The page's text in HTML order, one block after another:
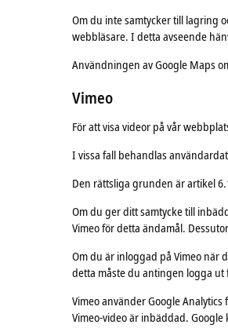
Om du inte samtycker till lagring
webbläsare. I detta avseende
Användningen av Google Maps
Vimeo
För att visa videor på vår
I vissa fall behandlas
Den rättsliga grunden är artikel
Om du ger ditt samtycke till
Vimeo för detta ändamål.
Om du är inloggad på Vimeo när
detta måste du antingen logga
Vimeo använder Google
Vimeo-video är inbäddad.